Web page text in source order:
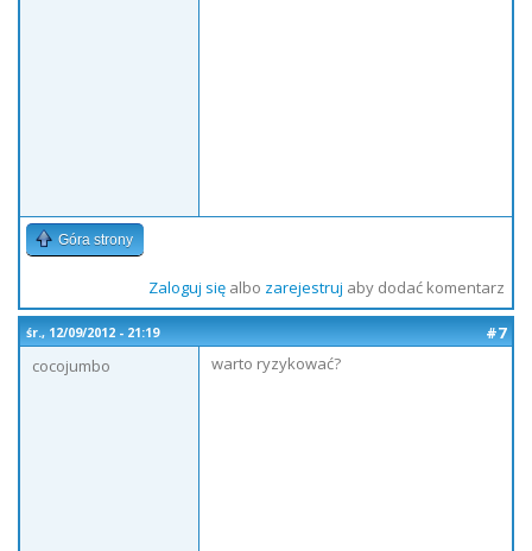
Góra strony
Zaloguj sięalbo zarejestruj aby dodać komentarz
śr., 12/09/2012 - 21:19
#7
cocojumbo
warto ryzykować?